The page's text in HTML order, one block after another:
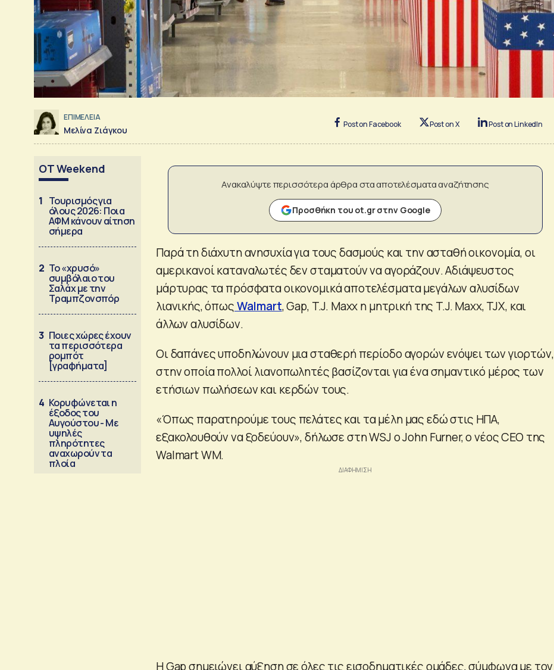
ΕΠΙΜΕΛΕΙΑ
Μελίνα Ζιάγκου
Post on Facebook Post on X Post on LinkedIn
OT Weekend
1 Τουρισμός για
όλους 2026: Ποια
ΑΦΜ κάνουν αίτηση
σήμερα
2 Το «χρυσό»
συμβόλαιο του
Σαλάχ με την
Τραμπζονσπόρ
3 Ποιες χώρες έχουν
τα περισσότερα
ρομπότ
[γραφήματα]
4 Κορυφώνεται η
έξοδος του
Αυγούστου - Με
υψηλές
πληρότητες
αναχωρούν τα
πλοία
Ανακαλύψτε περισσότερα άρθρα στα αποτελέσματα αναζήτησης
Προσθήκη του ot.gr στην Google
Παρά τη διάχυτη ανησυχία για τους δασμούς και την ασταθή οικονομία, οι
αμερικανοί καταναλωτές δεν σταματούν να αγοράζουν. Αδιάψευστος
μάρτυρας τα πρόσφατα οικονομικά αποτελέσματα μεγάλων αλυσίδων
λιανικής, όπωςWalmart, Gap, T.J. Maxx η μητρική της T.J. Maxx, TJX, και
άλλων αλυσίδων.
Οι δαπάνες υποδηλώνουν μια σταθερή περίοδο αγορών ενόψει των γιορτών,
στην οποία πολλοί λιανοπωλητές βασίζονται για ένα σημαντικό μέρος των
ετήσιων πωλήσεων και κερδών τους.
«Όπως παρατηρούμε τους πελάτες και τα μέλη μας εδώ στις ΗΠΑ,
εξακολουθούν να ξοδεύουν», δήλωσε στη WSJ ο John Furner, ο νέος CEO της
Walmart WM.
Η Gap σημειώνει αύξηση σε όλες τις εισοδηματικές ομάδες, σύμφωνα με τον